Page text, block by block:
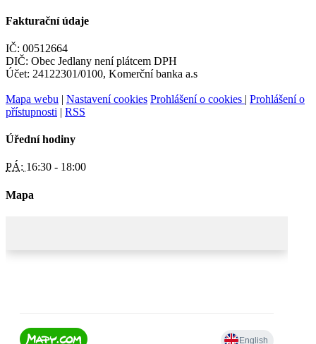
Fakturační údaje
IČ: 00512664
DIČ: Obec Jedlany není plátcem DPH
Účet: 24122301/0100, Komerční banka a.s
Mapa webu | Nastavení cookies Prohlášení o cookies | Prohlášení o
přístupnosti | RSS
Úřední hodiny
PÁ: 16:30 - 18:00
Mapa